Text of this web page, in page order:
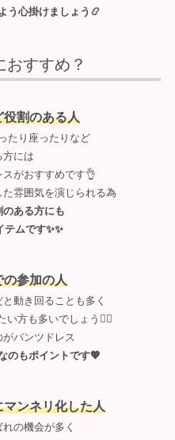
う心掛けましょう📿
おすすめ？
役割のある人
たり座ったりなど
方には
がおすすめです👌
雰囲気を演じられる為
ある方にも
ムです✨✨
の参加の人
動き回ることも多く
い方も多いでしょう🙋‍♀️
パンツドレス
のもポイントです💖
ンネリ化した人
の機会が多く